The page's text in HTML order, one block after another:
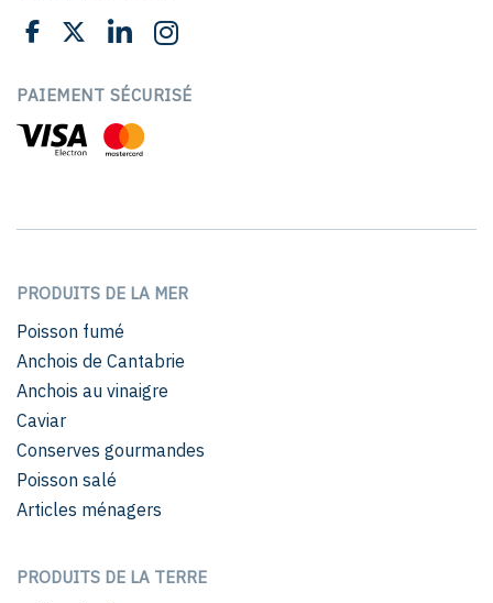
PAIEMENT SÉCURISÉ
PRODUITS DE LA MER
Poisson fumé
Anchois de Cantabrie
Anchois au vinaigre
Caviar
Conserves gourmandes
Poisson salé
Articles ménagers
PRODUITS DE LA TERRE